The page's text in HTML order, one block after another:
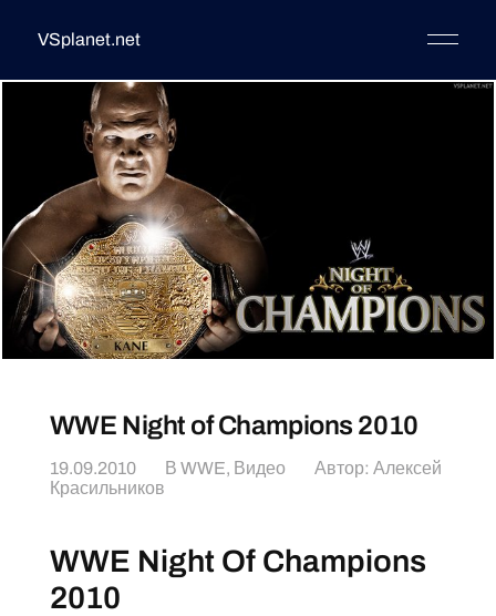
VSplanet.net
WWE Night of Champions 2010
19.09.2010 В WWE, Видео Автор: Алексей
Красильников
WWE Night Of Champions
2010